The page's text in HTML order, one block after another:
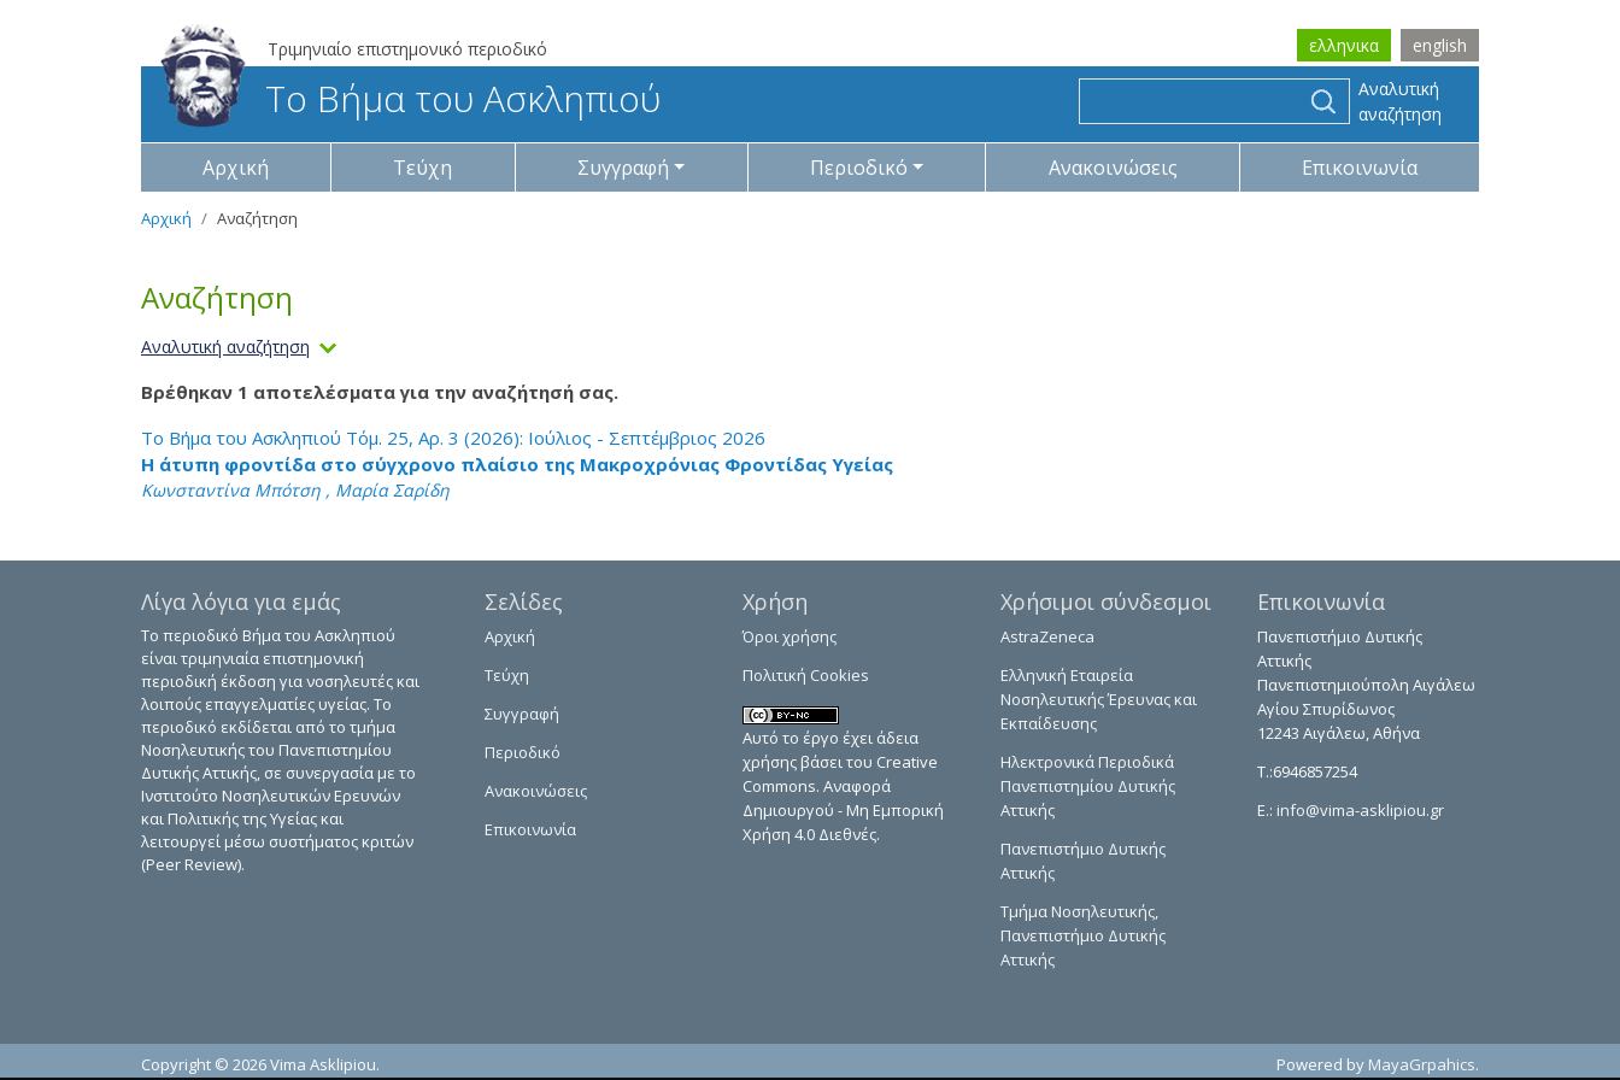
Τριμηνιαίο επιστημονικό περιοδικό ελληνικα english
Το Βήμα του Ασκληπιού
Αναλυτική
αναζήτηση
Αρχική Τεύχη Συγγραφή Περιοδικό Ανακοινώσεις Επικοινωνία
Αρχική Αναζήτηση
Αναζήτηση
Αναλυτική αναζήτηση
Βρέθηκαν 1 αποτελέσματα για την αναζήτησή σας.
Το Βήμα του Ασκληπιού Τόμ. 25, Αρ. 3 (2026): Ιούλιος - Σεπτέμβριος 2026
Η άτυπη φροντίδα στο σύγχρονο πλαίσιο της Μακροχρόνιας Φροντίδας Υγείας
Κωνσταντίνα Μπότση , Μαρία Σαρίδη
Λίγα λόγια για εμάς
Το περιοδικό Βήμα του Ασκληπιού
είναι τριμηνιαία επιστημονική
περιοδική έκδοση για νοσηλευτές και
λοιπούς επαγγελματίες υγείας. Το
περιοδικό εκδίδεται από το τμήμα
Νοσηλευτικής του Πανεπιστημίου
Δυτικής Αττικής, σε συνεργασία με το
Ινστιτούτο Νοσηλευτικών Ερευνών
και Πολιτικής της Υγείας και
λειτουργεί μέσω συστήματος κριτών
(Peer Review).
Σελίδες
Αρχική
Τεύχη
Συγγραφή
Περιοδικό
Ανακοινώσεις
Επικοινωνία
Χρήση
Όροι χρήσης
Πολιτική Cookies
Αυτό το έργο έχει άδεια
χρήσης βάσει του Creative
Commons. Αναφορά
Δημιουργού - Μη Εμπορική
Χρήση 4.0 Διεθνές.
Χρήσιμοι σύνδεσμοι
AstraZeneca
Ελληνική Εταιρεία
Νοσηλευτικής Έρευνας και
Εκπαίδευσης
Ηλεκτρονικά Περιοδικά
Πανεπιστημίου Δυτικής
Αττικής
Πανεπιστήμιο Δυτικής
Αττικής
Τμήμα Νοσηλευτικής,
Πανεπιστήμιο Δυτικής
Αττικής
Επικοινωνία
Πανεπιστήμιο Δυτικής
Αττικής
Πανεπιστημιούπολη Αιγάλεω
Αγίου Σπυρίδωνος
12243 Αιγάλεω, Αθήνα
T.:6946857254
E.: info@vima-asklipiou.gr
Copyright © 2026 Vima Asklipiou. Powered by MayaGrpahics.